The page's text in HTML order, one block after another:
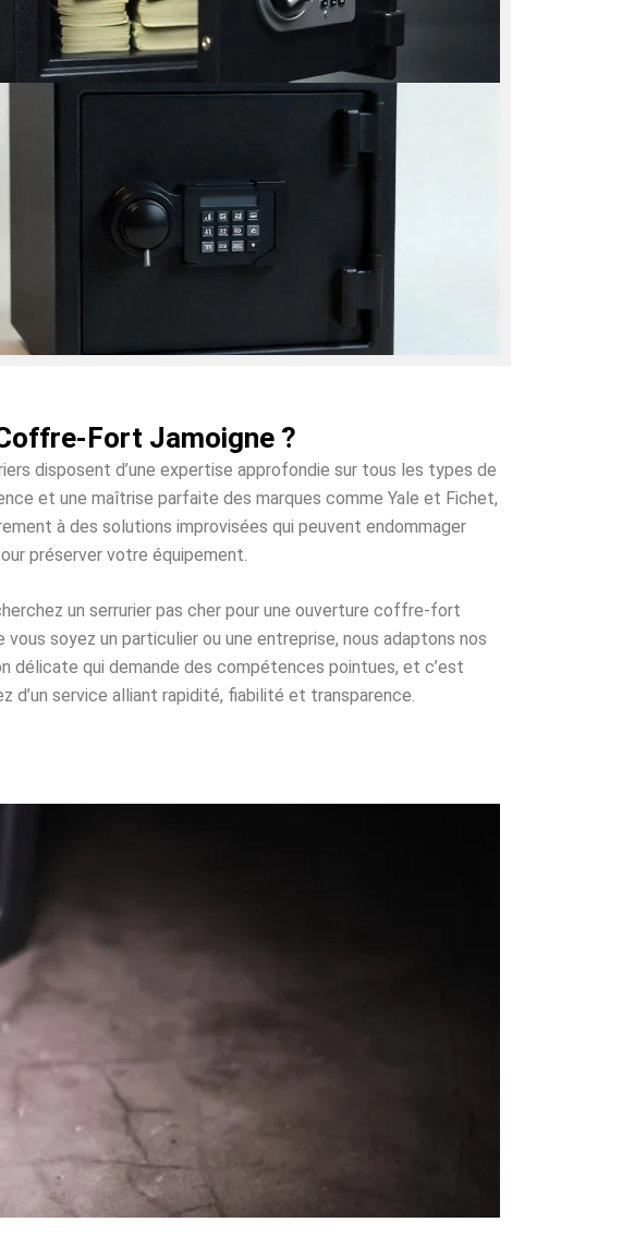
Fort Jamoigne ?
disposent d’une expertise approfondie sur tous les types de
et une maîtrise parfaite des marques comme Yale et Fichet,
à des solutions improvisées qui peuvent endommager
préserver votre équipement.
un serrurier pas cher pour une ouverture coffre-fort
soyez un particulier ou une entreprise, nous adaptons nos
qui demande des compétences pointues, et c’est
service alliant rapidité, fiabilité et transparence.